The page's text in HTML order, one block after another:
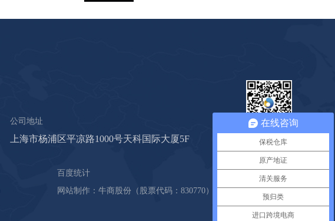
公司地址
上海市杨浦区平凉路1000号天科国际大厦5F
百度统计
网站制作： 牛商股份 （股票代码：830770）
心海公众号
在线咨询
保税仓库
原产地证
清关服务
预归类
进口跨境电商